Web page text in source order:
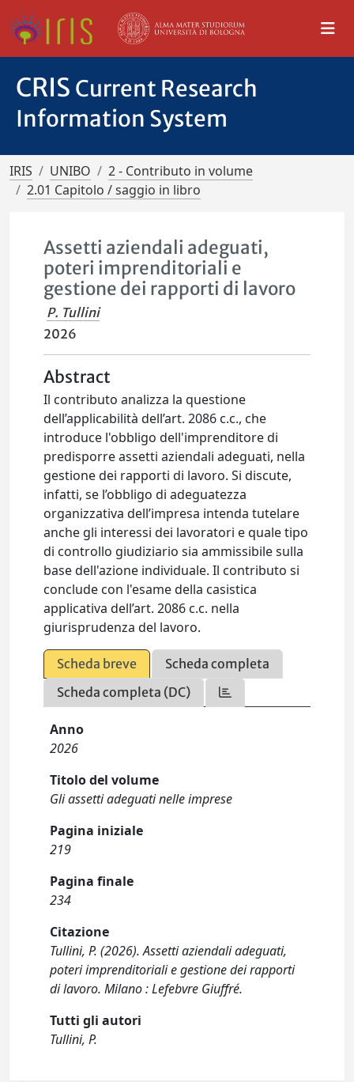
CRIS Current Research
Information System
IRIS UNIBO
2 - Contributo in volume
2.01 Capitolo / saggio in libro
Assetti aziendali adeguati,
poteri imprenditoriali e
gestione dei rapporti di lavoro
P. Tullini
2026
Abstract
Il contributo analizza la questione
dell’applicabilità dell’art. 2086 c.c., che
introduce l'obbligo dell'imprenditore di
predisporre assetti aziendali adeguati, nella
gestione dei rapporti di lavoro. Si discute,
infatti, se l’obbligo di adeguatezza
organizzativa dell’impresa intenda tutelare
anche gli interessi dei lavoratori e quale tipo
di controllo giudiziario sia ammissibile sulla
base dell'azione individuale. Il contributo si
conclude con l'esame della casistica
applicativa dell’art. 2086 c.c. nella
giurisprudenza del lavoro.
Scheda breve
Scheda completa
Scheda completa (DC)
Anno
2026
Titolo del volume
Gli assetti adeguati nelle imprese
Pagina iniziale
219
Pagina finale
234
Citazione
Tullini, P. (2026). Assetti aziendali adeguati,
poteri imprenditoriali e gestione dei rapporti
di lavoro. Milano : Lefebvre Giuffré.
Tutti gli autori
Tullini, P.